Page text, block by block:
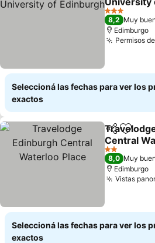
Ver precios
3 Estrellas
8,2 Muy
Edimburgo
Permisos
Seleccioná las fechas para ver los
exactos
Compartir
Central
Ver precios
2 Estrellas
8,0 Muy
Edimburgo
Vistas
Seleccioná las fechas para ver los
exactos